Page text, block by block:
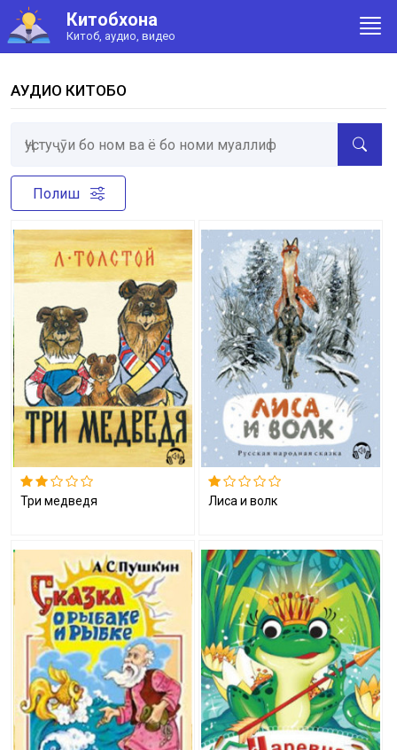
Китобхона
Китоб, аудио, видео
АУДИО КИТОБҲО
Полиш
Три медведя Лиса и волк